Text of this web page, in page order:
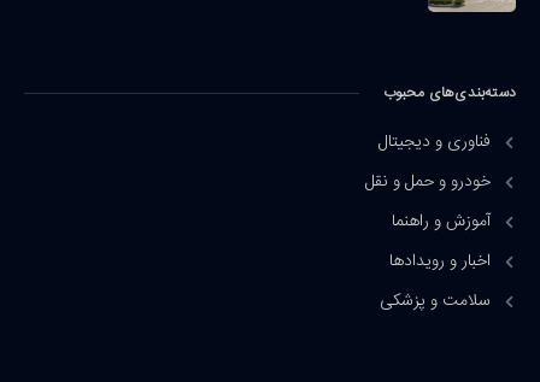
دسته‌بندی‌های محبوب
فناوری و دیجیتال
خودرو و حمل و نقل
آموزش و راهنما
اخبار و رویدادها
سلامت و پزشکی